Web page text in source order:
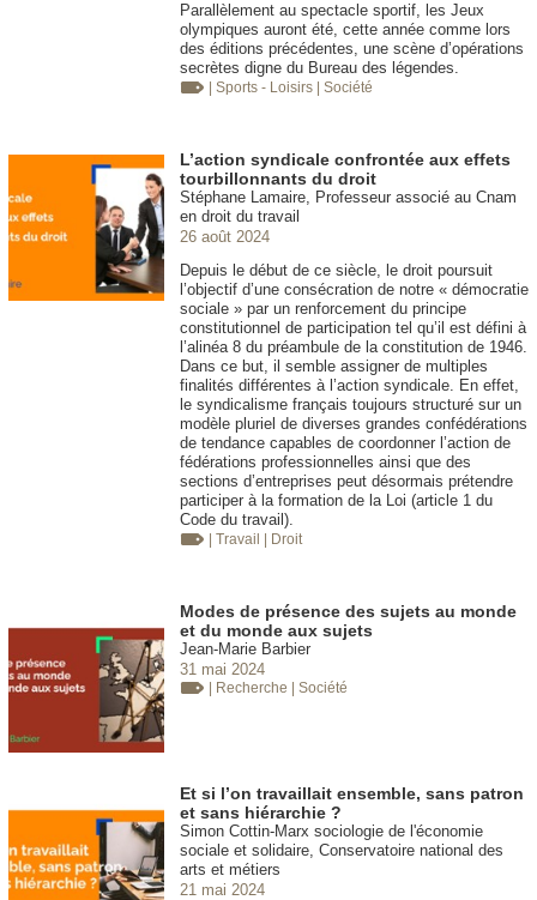
Parallèlement au spectacle sportif, les Jeux
olympiques auront été, cette année comme lors
des éditions précédentes, une scène d’opérations
secrètes digne du Bureau des légendes.
| Sports - Loisirs | Société
L’action syndicale confrontée aux effets
tourbillonnants du droit
Stéphane Lamaire, Professeur associé au Cnam
en droit du travail
26 août 2024
Depuis le début de ce siècle, le droit poursuit
l’objectif d’une consécration de notre « démocratie
sociale » par un renforcement du principe
constitutionnel de participation tel qu’il est défini à
l’alinéa 8 du préambule de la constitution de 1946.
Dans ce but, il semble assigner de multiples
finalités différentes à l’action syndicale. En effet,
le syndicalisme français toujours structuré sur un
modèle pluriel de diverses grandes confédérations
de tendance capables de coordonner l’action de
fédérations professionnelles ainsi que des
sections d’entreprises peut désormais prétendre
participer à la formation de la Loi (article 1 du
Code du travail).
| Travail | Droit
Modes de présence des sujets au monde
et du monde aux sujets
Jean-Marie Barbier
31 mai 2024
| Recherche | Société
Et si l’on travaillait ensemble, sans patron
et sans hiérarchie ?
Simon Cottin-Marx sociologie de l'économie
sociale et solidaire, Conservatoire national des
arts et métiers
21 mai 2024